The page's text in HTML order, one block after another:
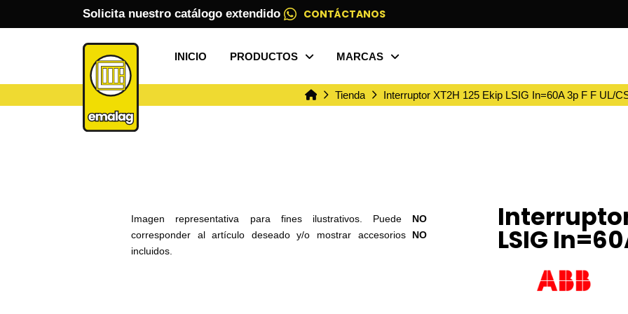
Solicita nuestro catálogo extendido CONTÁCTANOS
INICIO PRODUCTOS MARCAS
InicioTienda Interruptor XT2H 125 Ekip LSIG In=60A 3p F F UL/
Imagen representativa para fines ilustrativos. Puede NO
corresponder al artículo deseado y/o mostrar accesorios NO
incluidos.
Interruptor
LSIG